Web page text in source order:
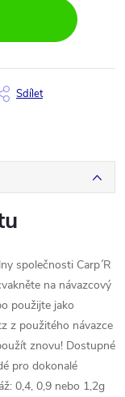
Sdílet
společnosti Carp´R
na návazcový
použijte jako
z použitého návazce
znovu! Dostupné
pro dokonalé
0,4, 0,9 nebo 1,2g